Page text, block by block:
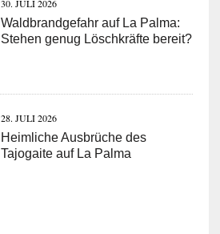
30. JULI 2026
Waldbrandgefahr auf La Palma:
Stehen genug Löschkräfte bereit?
28. JULI 2026
Heimliche Ausbrüche des
Tajogaite auf La Palma